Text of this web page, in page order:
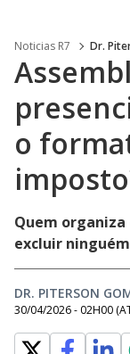
Noticias R7 Dr.
o
Quem
excluir ninguém
DR. PITERSON
30/04/2026 - 02H00